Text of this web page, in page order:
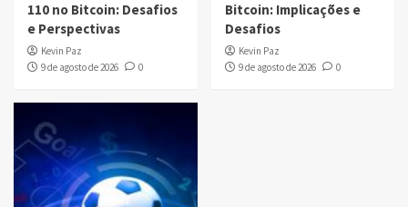
110 no Bitcoin: Desafios
e Perspectivas
Kevin Paz
9 de agosto de 2026
0
Bitcoin: Implicações e
Desafios
Kevin Paz
9 de agosto de 2026
0